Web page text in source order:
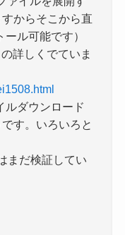
からそこから直
ル可能です）
詳しくでていま
ルダウンロード
す。いろいろと
まだ検証してい